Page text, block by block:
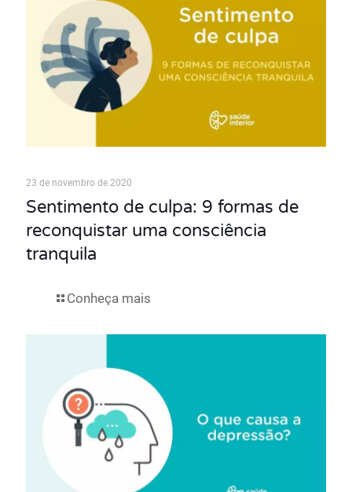
23 de novembro de 2020
Sentimento de culpa: 9 formas de
reconquistar uma consciência
tranquila
Conheça mais